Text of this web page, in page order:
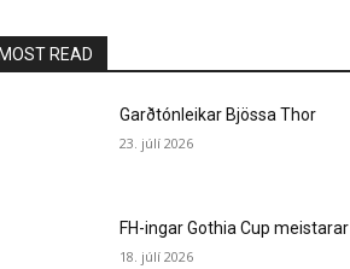
READ
Garðtónleikar Bjössa Thor
23. júlí 2026
FH-ingar Gothia Cup meistarar
18. júlí 2026